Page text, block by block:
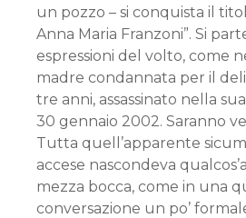
un pozzo – si conquista il
Anna Maria Franzoni”. Si
espressioni del volto, come
madre condannata per il
tre anni, assassinato nella
30 gennaio 2002. Saranno
Tutta quell’apparente
accese nascondeva
mezza bocca, come in una
conversazione un po’